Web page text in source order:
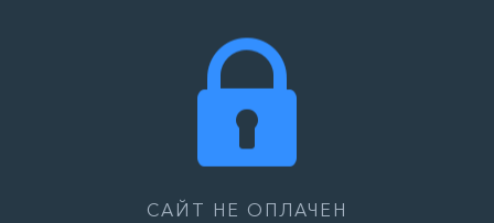
САЙТ НЕ ОПЛАЧЕН